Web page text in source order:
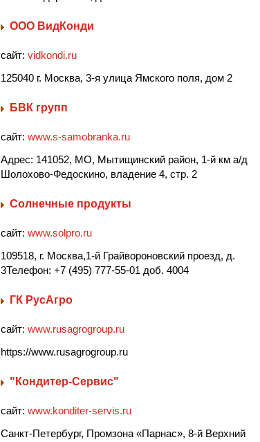
ООО ВидКонди
сайт: vidkondi.ru
125040 г. Москва, 3-я улица Ямского поля, дом 2
БВК групп
сайт: www.s-samobranka.ru
Адрес: 141052, МО, Мытищинский район, 1-й км а/д
Шолохово-Федоскино, владение 4, стр. 2
Солнечные продукты
сайт: www.solpro.ru
109518, г. Москва,1-й Грайвороновский проезд, д.
3Телефон: +7 (495) 777-55-01 доб. 4004
ГК РусАгро
сайт: www.rusagrogroup.ru
https://www.rusagrogroup.ru
"Кондитер-Сервис"
сайт: www.konditer-servis.ru
Санкт-Петербург, Промзона «Парнас», 8-й Верхний